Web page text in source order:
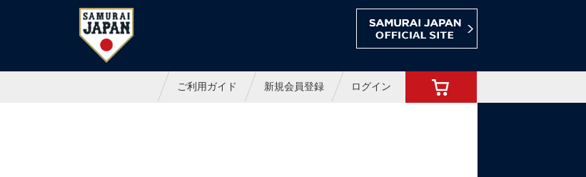
オフィシャルオンラインショップ
ご利用ガイド 新規会員登録 ログイン